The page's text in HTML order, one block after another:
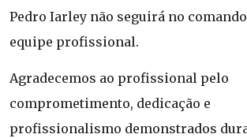
Pedro Iarley não seguirá no
equipe profissional.
Agradecemos ao profissional pelo
comprometimento, dedicação e
profissionalismo demonstrados